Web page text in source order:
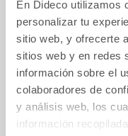
En Dideco utilizamos
personalizar tu
sitio web, y ofrecerte
sitios web y en redes
información sobre el
colaboradores de
y análisis web, los
información
Cómo funciona la
tecnología
24,90€
Comprar